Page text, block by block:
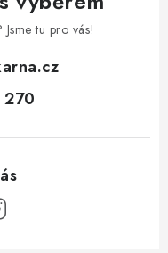
tu pro vás!